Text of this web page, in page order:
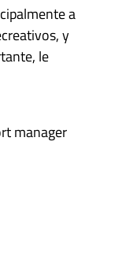
a
y
le
manager